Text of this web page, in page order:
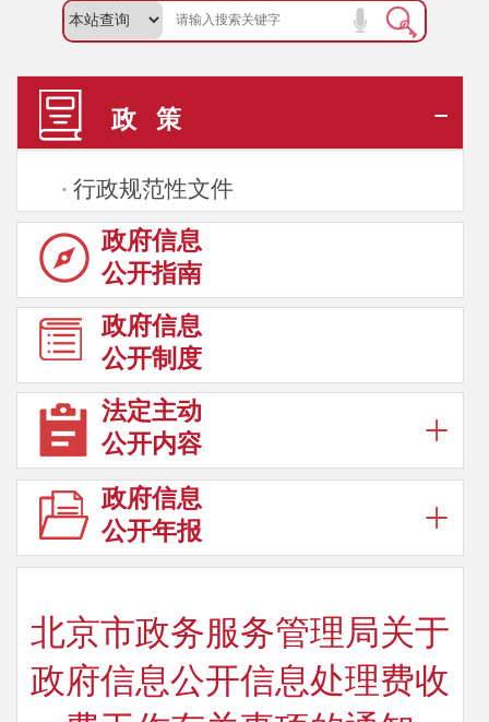
政 策
· 行政规范性文件
政府信息
公开指南
政府信息
公开制度
法定主动
公开内容
政府信息
公开年报
北京市政务服务管理局关于
政府信息公开信息处理费收